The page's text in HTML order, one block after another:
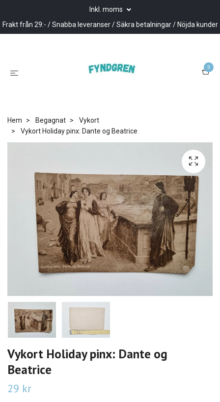
Inkl. moms
Frakt från 29:- / Snabba leveranser / Säkra betalningar / Nöjda kunder
0
Hem Begagnat
Vykort
Vykort Holiday pinx: Dante og Beatrice
Vykort Holiday pinx: Dante og
Beatrice
29 kr